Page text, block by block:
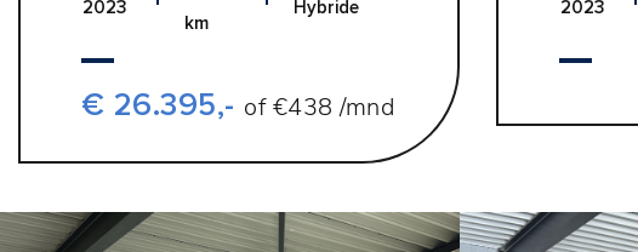
2023
km
Hybride
€ 26.395,- of €438 /mnd
2023